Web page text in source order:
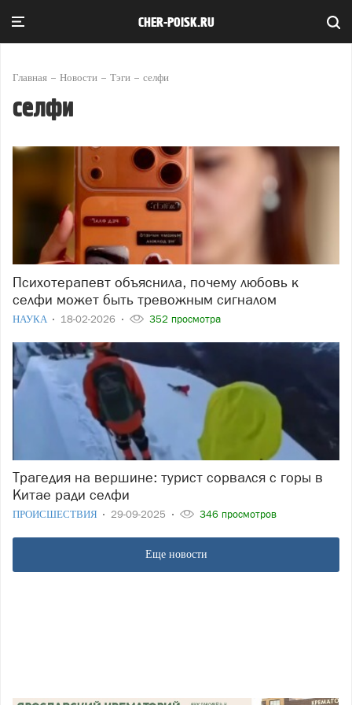
CHER-POISK.RU
Главная Новости Тэги селфи
селфи
Психотерапевт объяснила, почему любовь к
селфи может быть тревожным сигналом
НАУКА 18-02-2026 352 просмотра
Трагедия на вершине: турист сорвался с горы в
Китае ради селфи
ПРОИСШЕСТВИЯ 29-09-2025 346 просмотров
Еще новости